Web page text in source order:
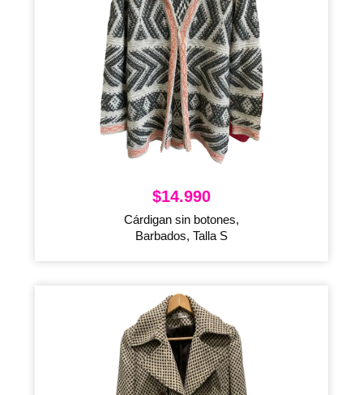
$14.990
Cárdigan sin botones,
Barbados, Talla S